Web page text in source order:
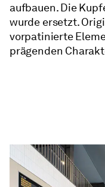
aufbauen. Die
wurde ersetzt.
vorpatinierte
prägenden